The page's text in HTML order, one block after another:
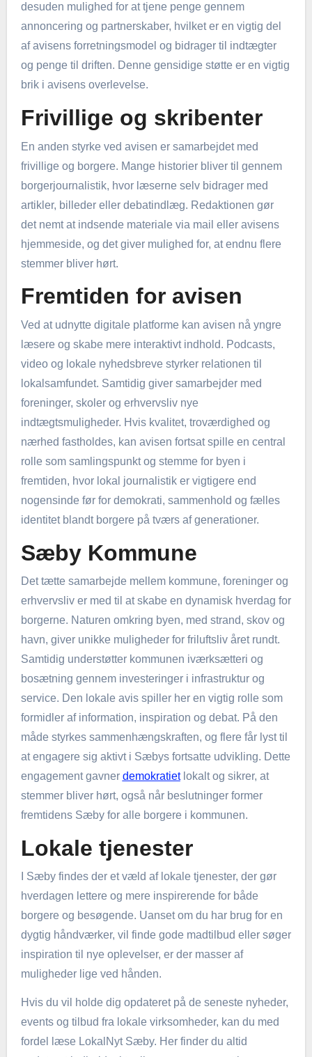
desuden mulighed for at tjene penge gennem
annoncering og partnerskaber, hvilket er en vigtig del
af avisens forretningsmodel og bidrager til indtægter
og penge til driften. Denne gensidige støtte er en vigtig
brik i avisens overlevelse.
Frivillige og skribenter
En anden styrke ved avisen er samarbejdet med
frivillige og borgere. Mange historier bliver til gennem
borgerjournalistik, hvor læserne selv bidrager med
artikler, billeder eller debatindlæg. Redaktionen gør
det nemt at indsende materiale via mail eller avisens
hjemmeside, og det giver mulighed for, at endnu flere
stemmer bliver hørt.
Fremtiden for avisen
Ved at udnytte digitale platforme kan avisen nå yngre
læsere og skabe mere interaktivt indhold. Podcasts,
video og lokale nyhedsbreve styrker relationen til
lokalsamfundet. Samtidig giver samarbejder med
foreninger, skoler og erhvervsliv nye
indtægtsmuligheder. Hvis kvalitet, troværdighed og
nærhed fastholdes, kan avisen fortsat spille en central
rolle som samlingspunkt og stemme for byen i
fremtiden, hvor lokal journalistik er vigtigere end
nogensinde før for demokrati, sammenhold og fælles
identitet blandt borgere på tværs af generationer.
Sæby Kommune
Det tætte samarbejde mellem kommune, foreninger og
erhvervsliv er med til at skabe en dynamisk hverdag for
borgerne. Naturen omkring byen, med strand, skov og
havn, giver unikke muligheder for friluftsliv året rundt.
Samtidig understøtter kommunen iværksætteri og
bosætning gennem investeringer i infrastruktur og
service. Den lokale avis spiller her en vigtig rolle som
formidler af information, inspiration og debat. På den
måde styrkes sammenhængskraften, og flere får lyst til
at engagere sig aktivt i Sæbys fortsatte udvikling. Dette
engagement gavner demokratietlokalt og sikrer, at
stemmer bliver hørt, også når beslutninger former
fremtidens Sæby for alle borgere i kommunen.
Lokale tjenester
I Sæby findes der et væld af lokale tjenester, der gør
hverdagen lettere og mere inspirerende for både
borgere og besøgende. Uanset om du har brug for en
dygtig håndværker, vil finde gode madtilbud eller søger
inspiration til nye oplevelser, er der masser af
muligheder lige ved hånden.
Hvis du vil holde dig opdateret på de seneste nyheder,
events og tilbud fra lokale virksomheder, kan du med
fordel læse LokalNyt Sæby. Her finder du altid